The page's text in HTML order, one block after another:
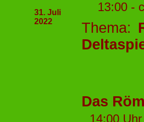
31. Juli
2022
13:00 -
Thema:
Das
14:00